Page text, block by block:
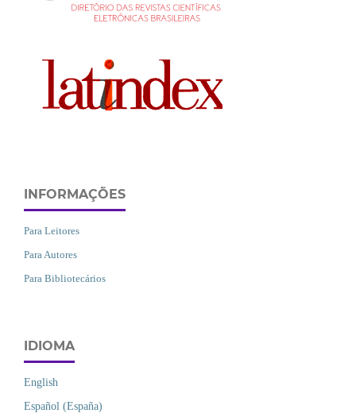
INFORMAÇÕES
Para Leitores
Para Autores
Para Bibliotecários
IDIOMA
English
Español (España)